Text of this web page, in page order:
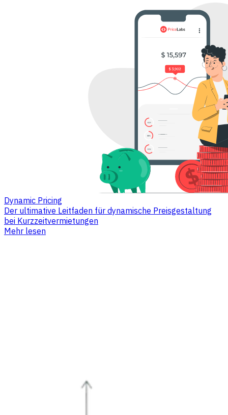
Dynamic Pricing
Der ultimative Leitfaden für dynamische Preisgestaltung
bei Kurzzeitvermietungen
Mehr lesen